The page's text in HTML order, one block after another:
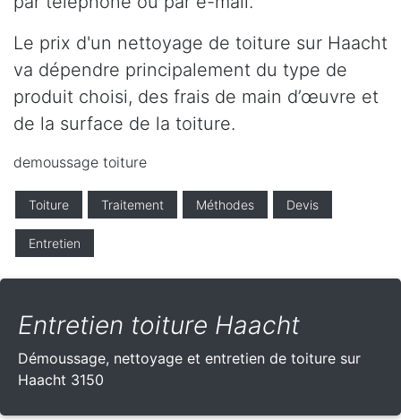
Le prix d'un nettoyage de toiture sur Haacht
va dépendre principalement du type de
produit choisi, des frais de main d’œuvre et
de la surface de la toiture.
demoussage toiture
Toiture Traitement Méthodes Devis
Entretien
Entretien toiture Haacht
Démoussage, nettoyage et entretien de toiture sur
Haacht 3150